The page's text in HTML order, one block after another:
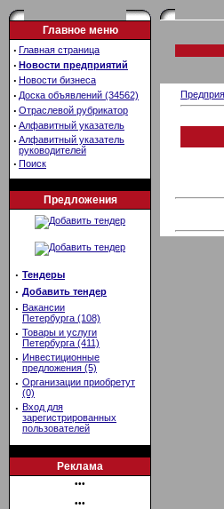
Главное меню
· Главная страница
· Новости предприятий
· Новости бизнеса
· Доска объявлений (34562)
· Отраслевой рубрикатор
· Алфавитный указатель
· Алфавитный указатель
руководителей
· Поиск
Предложения
· Тендеры
· Добавить тендер
· Вакансии
Петербурга (108)
· Товары и услуги
Петербурга (411)
· Инвестиционные
предложения (5)
· Организации приобретут
(0)
· Вход для
зарегистрированных
пользователей
Реклама
•••
•••